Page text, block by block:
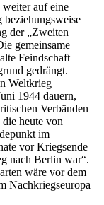
weiter auf eine
beziehungsweise
der „Zweiten
gemeinsame
Feindschaft
gedrängt.
Weltkrieg
1944 dauern,
Verbänden
heute von
im
vor Kriegsende
nach Berlin war“.
wäre vor dem
Nachkriegseuropa